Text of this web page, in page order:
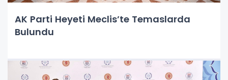
AK Parti Heyeti Meclis’te Temaslarda